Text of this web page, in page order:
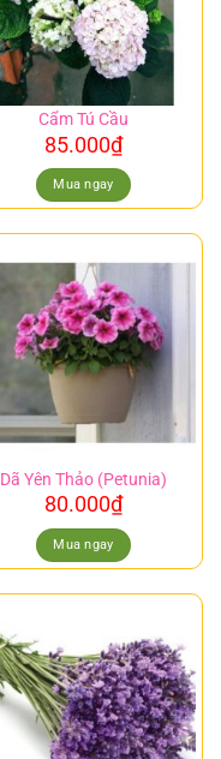
Cẩm Tú Cầu
85.000₫
Mua ngay
Dã Yên Thảo (Petunia)
80.000₫
Mua ngay